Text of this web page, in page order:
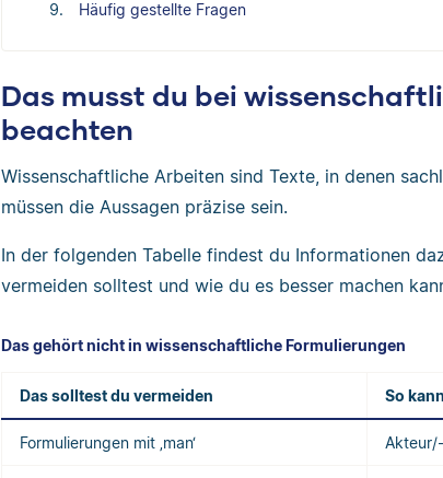
Häufig gestellte Fragen
Das musst du bei
beachten
Wissenschaftliche Arbeiten sind Texte, in denen
müssen die Aussagen präzise sein.
In der folgenden Tabelle findest du Informationen
vermeiden solltest und wie du es besser machen
Das gehört nicht in wissenschaftliche Formulierungen
Das solltest du vermeiden So
Formulierungen mit ‚man‘